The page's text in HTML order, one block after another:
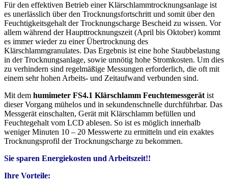
Für den effektiven Betrieb einer Klärschlammtrocknungsanlage ist
es unerlässlich über den Trocknungsfortschritt und somit über den
Feuchtigkeitsgehalt der Trocknungscharge Bescheid zu wissen. Vor
allem während der Haupttrocknungszeit (April bis Oktober) kommt
es immer wieder zu einer Übertrocknung des
Klärschlammgranulates. Das Ergebnis ist eine hohe Staubbelastung
in der Trocknungsanlage, sowie unnötig hohe Stromkosten. Um dies
zu verhindern sind regelmäßige Messungen erforderlich, die oft mit
einem sehr hohen Arbeits- und Zeitaufwand verbunden sind.
Mit dem humimeter FS4.1 Klärschlamm Feuchtemessgerätist
dieser Vorgang mühelos und in sekundenschnelle durchführbar. Das
Messgerät einschalten, Gerät mit Klärschlamm befüllen und
Feuchtegehalt vom LCD ablesen. So ist es möglich innerhalb
weniger Minuten 10 – 20 Messwerte zu ermitteln und ein exaktes
Trocknungsprofil der Trocknungscharge zu bekommen.
Sie sparen Energiekosten und Arbeitszeit!!
Ihre Vorteile: